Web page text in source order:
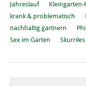
Jahreslauf
Kleingarten-
krank & problematisch
nachhaltig gärtnern
Sex im Garten
Skurriles